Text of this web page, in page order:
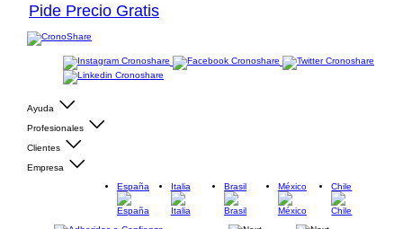
Pide Precio Gratis
Ayuda
Profesionales
Clientes
Empresa
España
Italia Brasil México Chile